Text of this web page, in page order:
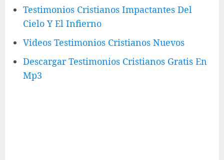
Testimonios Cristianos Impactantes Del
Cielo Y El Infierno
Videos Testimonios Cristianos Nuevos
Descargar Testimonios Cristianos Gratis En
Mp3